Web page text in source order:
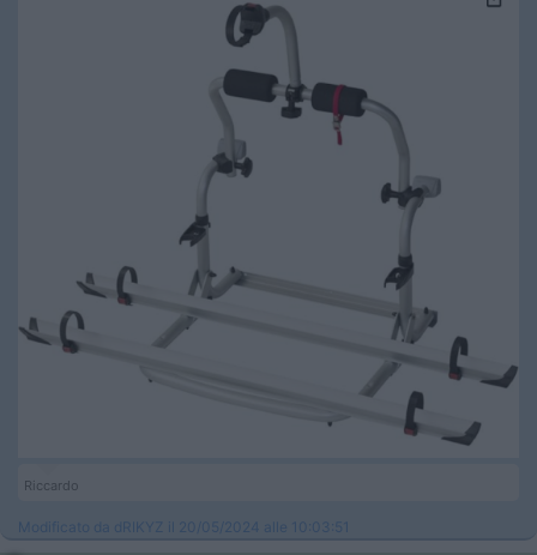
Riccardo
Modificato da dRIKYZ il 20/05/2024 alle 10:03:51